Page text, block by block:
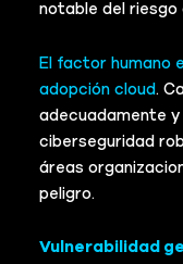
notable del
El factor humano
adopción cloud .
adecuadamente
ciberseguridad
áreas
peligro.
Vulnerabilidad